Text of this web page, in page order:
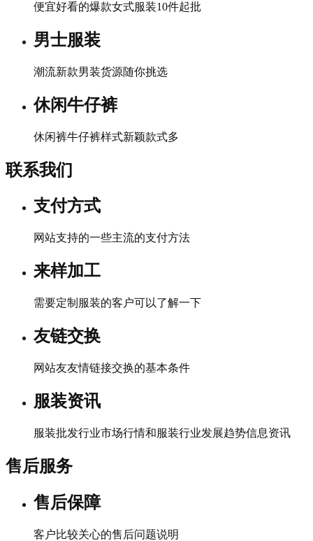
便宜好看的爆款女式服装10件起批
男士服装
潮流新款男装货源随你挑选
休闲牛仔裤
休闲裤牛仔裤样式新颖款式多
联系我们
支付方式
网站支持的一些主流的支付方法
来样加工
需要定制服装的客户可以了解一下
友链交换
网站友友情链接交换的基本条件
服装资讯
服装批发行业市场行情和服装行业发展趋势信息资讯
售后服务
售后保障
客户比较关心的售后问题说明